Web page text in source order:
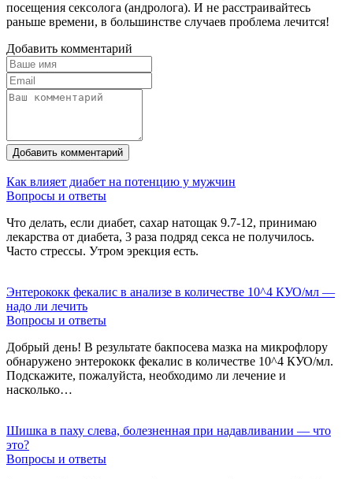
посещения сексолога (андролога). И не расстраивайтесь
раньше времени, в большинстве случаев проблема лечится!
Добавить комментарий
Добавить комментарий
Как влияет диабет на потенцию у мужчин
Вопросы и ответы
Что делать, если диабет, сахар натощак 9.7-12, принимаю
лекарства от диабета, 3 раза подряд секса не получилось.
Часто стрессы. Утром эрекция есть.
Энтерококк фекалис в анализе в количестве 10^4 КУО/мл —
надо ли лечить
Вопросы и ответы
Добрый день! В результате бакпосева мазка на микрофлору
обнаружено энтерококк фекалис в количестве 10^4 КУО/мл.
Подскажите, пожалуйста, необходимо ли лечение и
насколько…
Шишка в паху слева, болезненная при надавливании — что
это?
Вопросы и ответы